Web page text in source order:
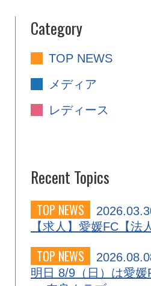
Category
TOP NEWS
メディア
レディース
Recent Topics
TOP NEWS
【求人】愛媛FC【法
TOP NEWS
明日 8/9（日）は愛